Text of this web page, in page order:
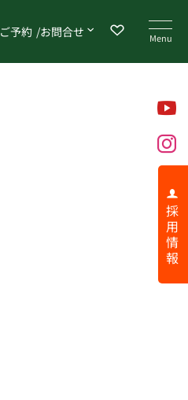
ご予約 お問合せ
採 用 情 報